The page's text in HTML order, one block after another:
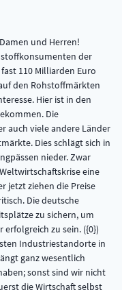
und Herren!
der
110 Milliarden Euro
den Rohstoffmärkten
Hier ist in den
Die
auch viele andere Länder
Dies schlägt sich in
nieder. Zwar
eine
jetzt ziehen die Preise
Die deutsche
zu sichern, um
zu sein. ({0})
Industriestandorte in
ganz wesentlich
sonst sind wir nicht
die Wirtschaft selbst